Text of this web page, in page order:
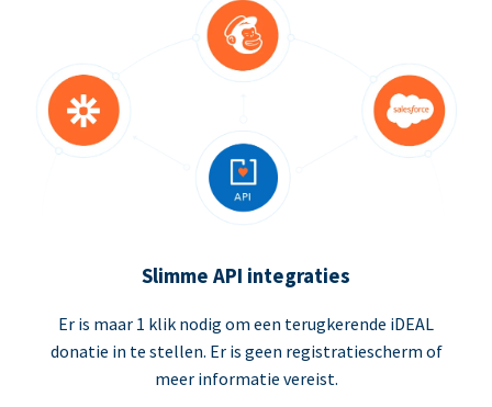
Slimme API integraties
Er is maar 1 klik nodig om een terugkerende iDEAL
donatie in te stellen. Er is geen registratiescherm of
meer informatie vereist.